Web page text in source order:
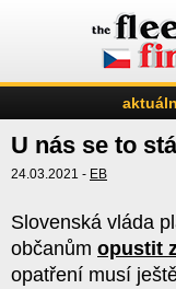
U nás se to
24.03.2021 - EB
Slovenská vláda
občanům opustit
opatření musí